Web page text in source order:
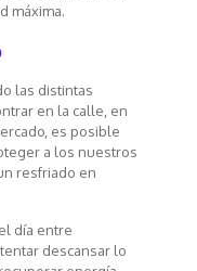
máxima.
las distintas
en la calle, en
es posible
a los nuestros
resfriado en
día entre
descansar lo